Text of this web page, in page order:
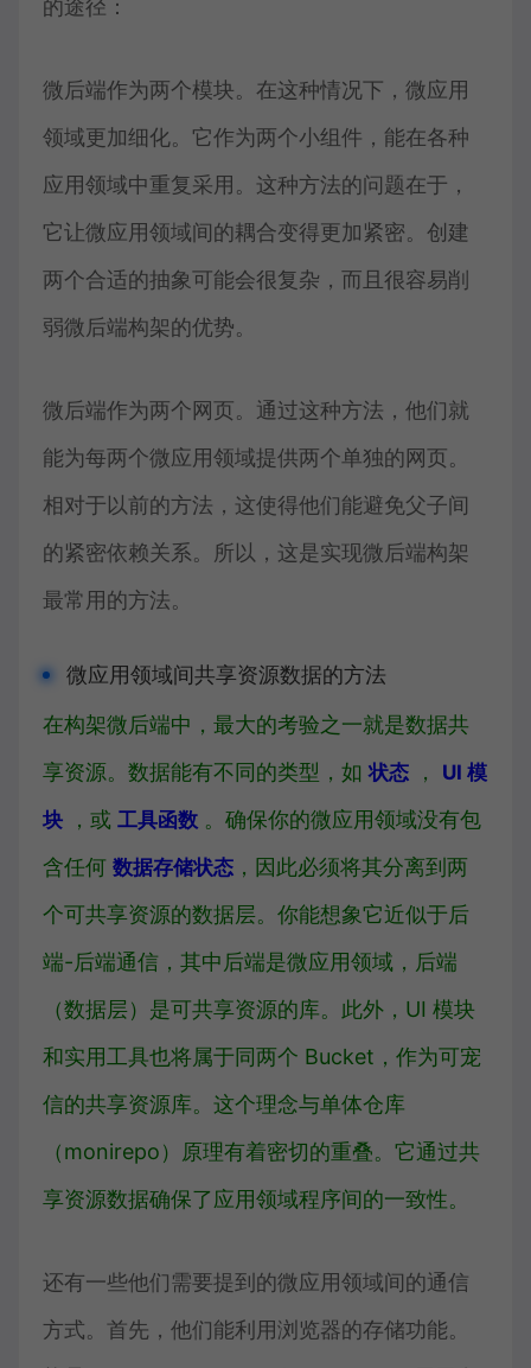
的途径：
微后端作为两个模块。在这种情况下，微应用
领域更加细化。它作为两个小组件，能在各种
应用领域中重复采用。这种方法的问题在于，
它让微应用领域间的耦合变得更加紧密。创建
两个合适的抽象可能会很复杂，而且很容易削
弱微后端构架的优势。
微后端作为两个网页。通过这种方法，他们就
能为每两个微应用领域提供两个单独的网页。
相对于以前的方法，这使得他们能避免父子间
的紧密依赖关系。所以，这是实现微后端构架
最常用的方法。
微应用领域间共享资源数据的方法
在构架微后端中，最大的考验之一就是数据共
享资源。数据能有不同的类型，如状态 ， UI 模
块 ，或 工具函数 。确保你的微应用领域没有包
含任何 数据存储状态 ，因此必须将其分离到两
个可共享资源的数据层。你能想象它近似于后
端-后端通信，其中后端是微应用领域，后端
（数据层）是可共享资源的库。此外，UI 模块
和实用工具也将属于同两个 Bucket，作为可宠
信的共享资源库。这个理念与单体仓库
（monirepo）原理有着密切的重叠。它通过共
享资源数据确保了应用领域程序间的一致性。
还有一些他们需要提到的微应用领域间的通信
方式。首先，他们能利用浏览器的存储功能。